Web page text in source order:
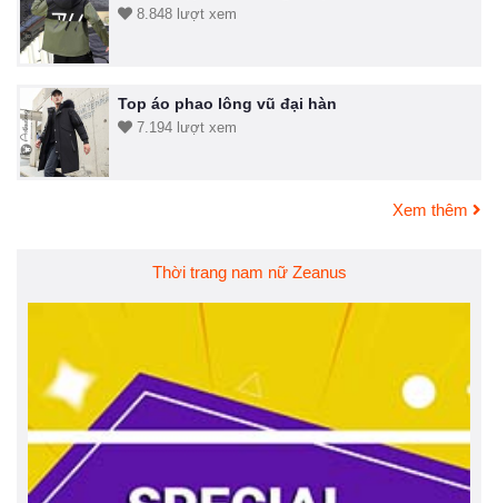
8.848 lượt xem
Top áo phao lông vũ đại hàn
7.194 lượt xem
Xem thêm
Thời trang nam nữ Zeanus